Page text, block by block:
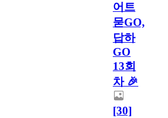
어트
묻GO,
답하
GO
13회
차 🎉
[30]